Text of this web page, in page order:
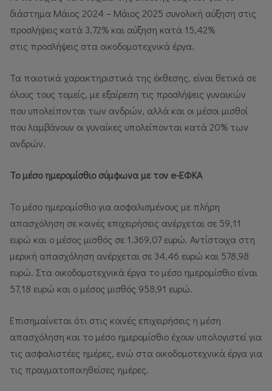
διάστημα Μάιος 2024 – Μάιος 2025 συνολική αύξηση στις
προσλήψεις κατά 3,72% και αύξηση κατά 15,42%
στις προσλήψεις στα οικοδομοτεχνικά έργα.
Τα ποιοτικά χαρακτηριστικά της έκθεσης, είναι θετικά σε
όλους τους τομείς, με εξαίρεση τις προσλήψεις γυναικών
που υπολείπονται των ανδρών, αλλά και οι μέσοι μισθοί
που λαμβάνουν οι γυναίκες υπολείπονται κατά 20% των
ανδρών.
Το μέσο ημερομίσθιο σύμφωνα με τον e-ΕΦΚΑ
Το μέσο ημερομίσθιο για ασφαλισμένους με πλήρη
απασχόληση σε κοινές επιχειρήσεις ανέρχεται σε 59,11
ευρώ και ο μέσος μισθός σε 1.369,07 ευρώ. Αντίστοιχα στη
μερική απασχόληση ανέρχεται σε 34,46 ευρώ και 578,98
ευρώ. Στα οικοδομοτεχνικά έργα το μέσο ημερομίσθιο είναι
57,18 ευρώ και ο μέσος μισθός 958,91 ευρώ.
Επισημαίνεται ότι στις κοινές επιχειρήσεις η μέση
απασχόληση και το μέσο ημερομίσθιο έχουν υπολογιστεί για
τις ασφαλιστέες ημέρες, ενώ στα οικοδομοτεχνικά έργα για
τις πραγματοποιηθείσες ημέρες.